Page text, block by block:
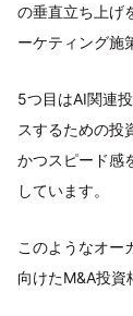
の垂直立ち上げ
ーケティング施
5つ目はAI関連
スするための投
かつスピード感
しています。
このようなオー
向けたM&A投資